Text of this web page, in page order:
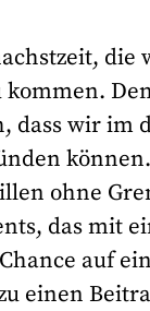
die
dass wir im
ohne
das mit
auf
einen